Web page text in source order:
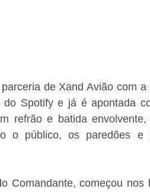
de Xand Avião com a
Spotify e já é apontada
refrão e batida
o público, os paredões
Comandante, começou nos